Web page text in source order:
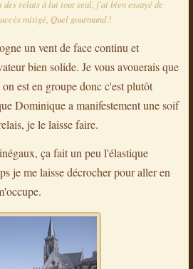
des relais à lui tout seul, j'ai bien essayé de
mitigé, Quel gourmand !
un vent de face continu et
bien solide. Je vous avouerais que
est en groupe donc c'est plutôt
Dominique a manifestement une soif
je le laisse faire.
ça fait un peu l'élastique
je me laisse décrocher pour aller en